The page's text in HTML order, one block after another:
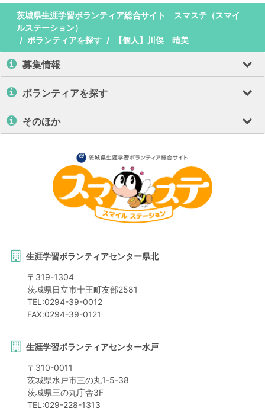
茨城県生涯学習ボランティア総合サイト スマステ（スマイ
ルステーション）
ボランティアを探す
【個人】川俣 晴美
募集情報
ボランティアを探す
そのほか
生涯学習ボランティアセンター県北
〒 319-1304
茨城県日立市十王町友部2581
TEL:0294-39-0012
FAX:0294-39-0121
生涯学習ボランティアセンター水戸
〒 310-0011
茨城県水戸市三の丸1-5-38
茨城県三の丸庁舎3F
TEL:029-228-1313